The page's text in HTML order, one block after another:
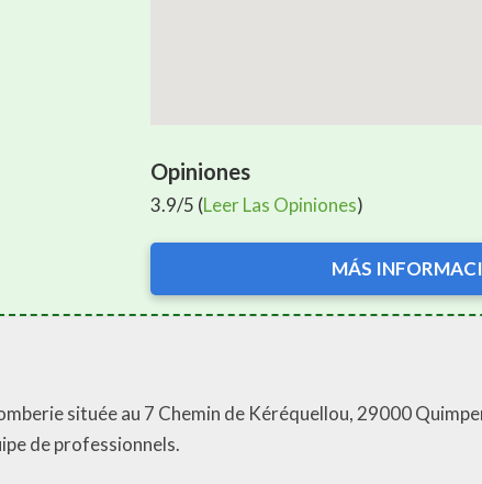
Opiniones
3.9/5 (Leer Las Opiniones)
MÁS
située au 7 Chemin de Kéréquellou, 29000
de professionnels.